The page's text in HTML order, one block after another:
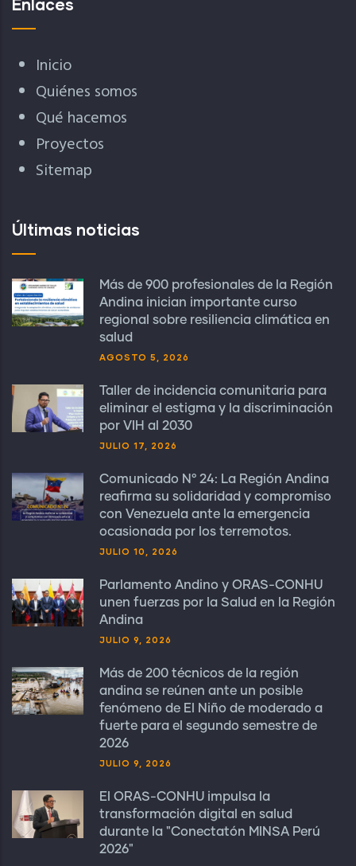
Enlaces
Inicio
Quiénes somos
Qué hacemos
Proyectos
Sitemap
Últimas noticias
Más de 900 profesionales de la Región
Andina inician importante curso
regional sobre resiliencia climática en
salud
AGOSTO 5, 2026
Taller de incidencia comunitaria para
eliminar el estigma y la discriminación
por VIH al 2030
JULIO 17, 2026
Comunicado N° 24: La Región Andina
reafirma su solidaridad y compromiso
con Venezuela ante la emergencia
ocasionada por los terremotos.
JULIO 10, 2026
Parlamento Andino y ORAS-CONHU
unen fuerzas por la Salud en la Región
Andina
JULIO 9, 2026
Más de 200 técnicos de la región
andina se reúnen ante un posible
fenómeno de El Niño de moderado a
fuerte para el segundo semestre de
2026
JULIO 9, 2026
El ORAS-CONHU impulsa la
transformación digital en salud
durante la "Conectatón MINSA Perú
2026"